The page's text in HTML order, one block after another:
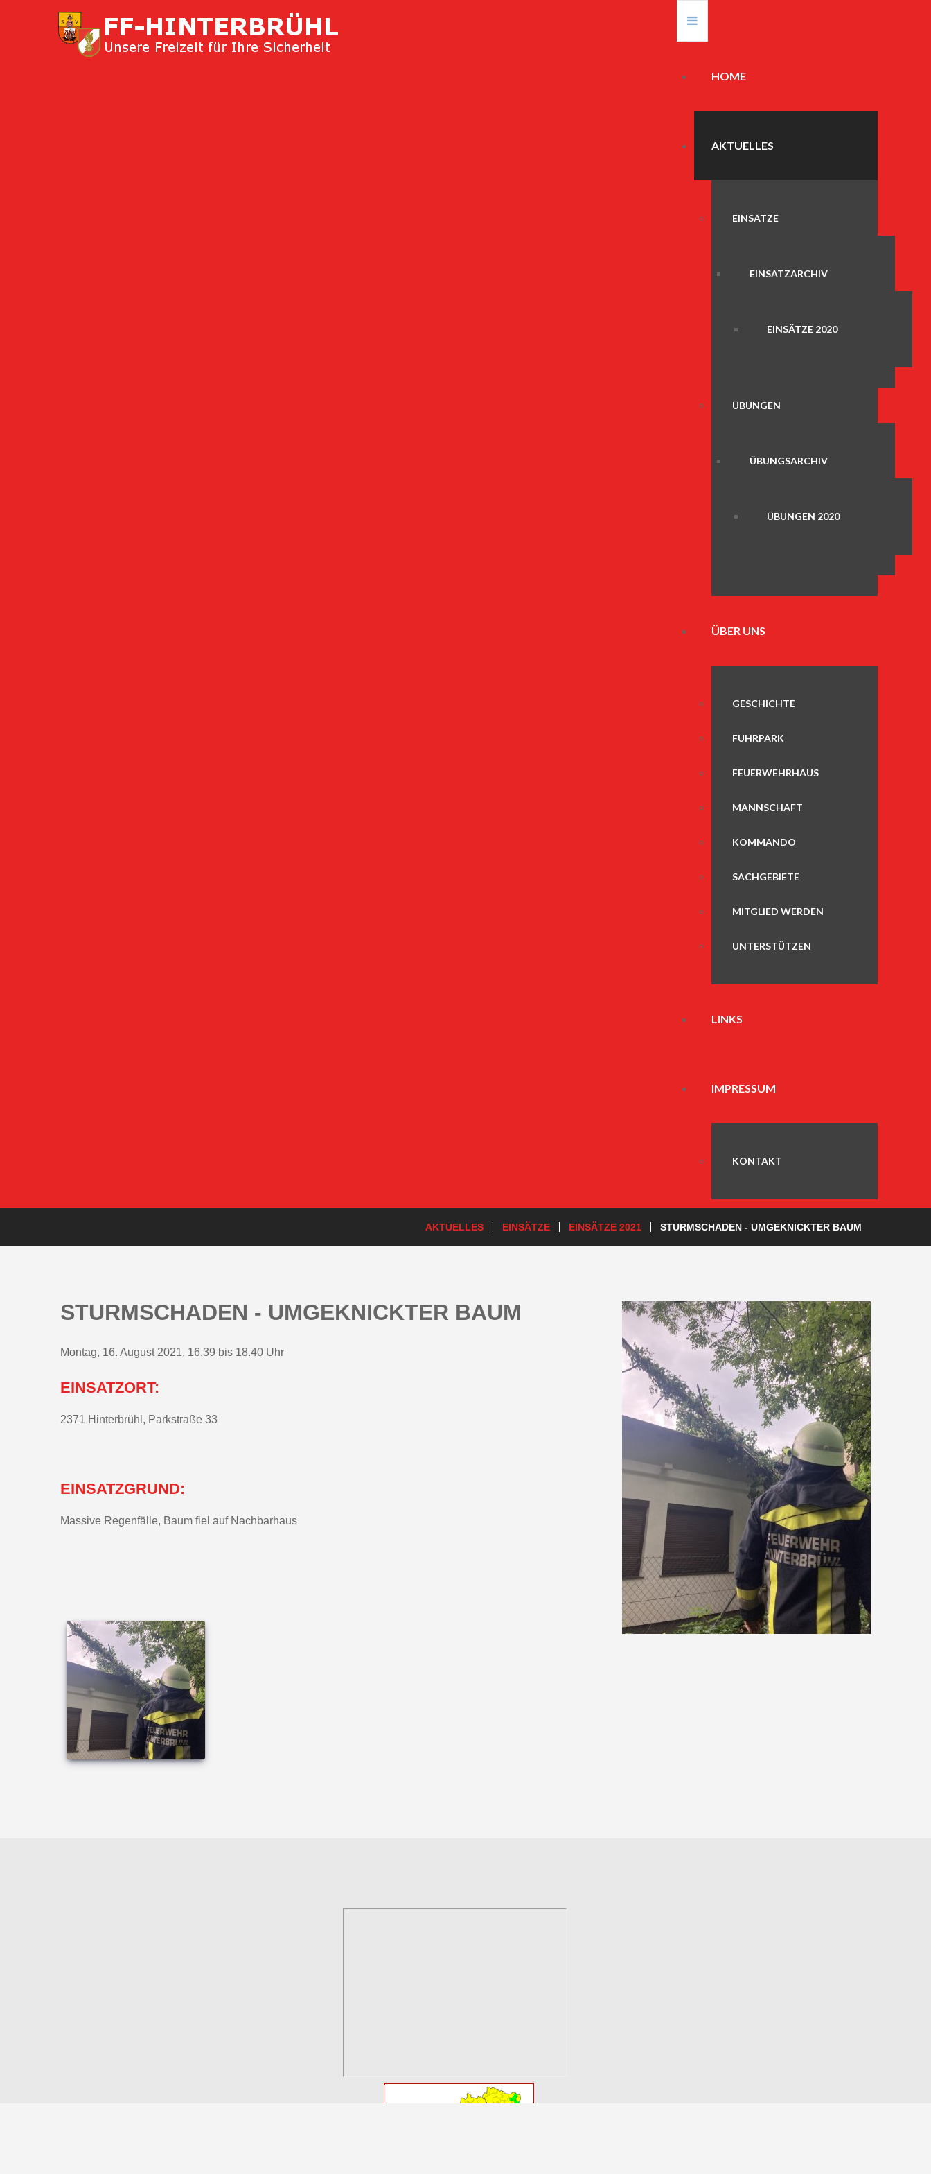
HOME
AKTUELLES
EINSÄTZE
EINSATZARCHIV
EINSÄTZE 2020
ÜBUNGEN
ÜBUNGSARCHIV
ÜBUNGEN 2020
ÜBER UNS
GESCHICHTE
FUHRPARK
FEUERWEHRHAUS
MANNSCHAFT
KOMMANDO
SACHGEBIETE
MITGLIED WERDEN
UNTERSTÜTZEN
LINKS
IMPRESSUM
KONTAKT
AKTUELLES EINSÄTZE EINSÄTZE 2021 STURMSCHADEN - UMGEKNICKTER BAUM
STURMSCHADEN - UMGEKNICKTER BAUM
Montag, 16. August 2021, 16.39 bis 18.40 Uhr
EINSATZORT:
2371 Hinterbrühl, Parkstraße 33
EINSATZGRUND:
Massive Regenfälle, Baum fiel auf Nachbarhaus